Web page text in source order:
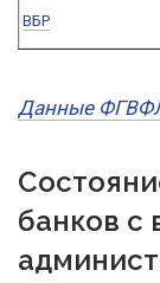
ВБР
Данные
банков с